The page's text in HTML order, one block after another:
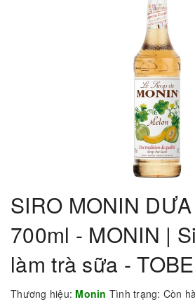
SIRO MONIN
700ml - MONIN |
làm trà sữa -
Thương hiệu: Monin Tình trạng: Còn